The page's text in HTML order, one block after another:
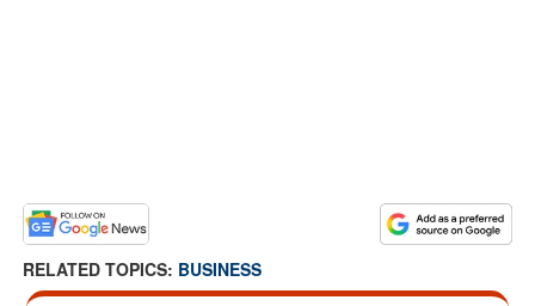
RELATED TOPICS: BUSINESS